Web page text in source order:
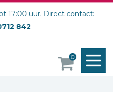
17:00 uur. Direct contact:
842
0